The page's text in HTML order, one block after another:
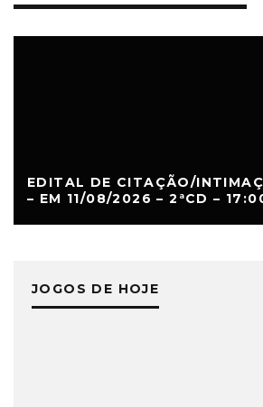
EDITAL DE CITAÇÃO/
– EM 11/08/2026 – 2ªCD –
JOGOS DE HOJE